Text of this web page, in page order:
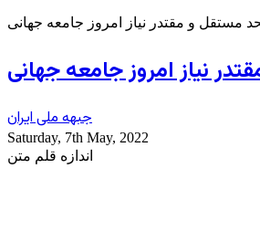
جبهه ملی ایران
Saturday, 7th May, 2022
اندازه قلم متن